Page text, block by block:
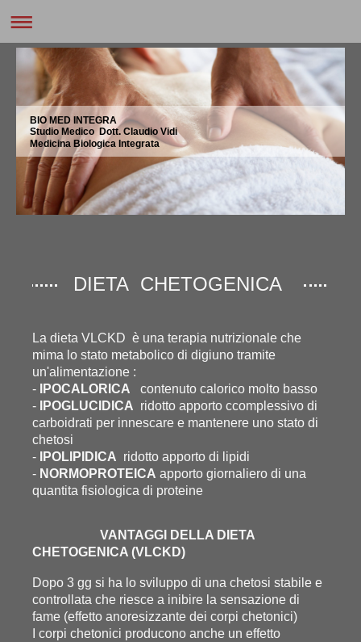
BIO MED INTEGRA
Studio Medico Dott. Claudio Vidi
Medicina Biologica Integrata
DIETA CHETOGENICA
La dieta VLCKD è una terapia nutrizionale che
mima lo stato metabolico di digiuno tramite
un'alimentazione :
-
IPOCALORICA
contenuto calorico molto basso
-
IPOGLUCIDICA ridotto apporto ccomplessivo di
carboidrati per innescare e mantenere uno stato di
chetosi
-
IPOLIPIDICA ridotto apporto di lipidi
- NORMOPROTEICA apporto giornaliero di una
quantita fisiologica di proteine
VANTAGGI DELLA DIETA
CHETOGENICA (VLCKD)
Dopo 3 gg si ha lo sviluppo di una chetosi stabile e
controllata che riesce a inibire la sensazione di
fame (effetto anoresizzante dei corpi chetonici)
I corpi chetonici producono anche un effetto